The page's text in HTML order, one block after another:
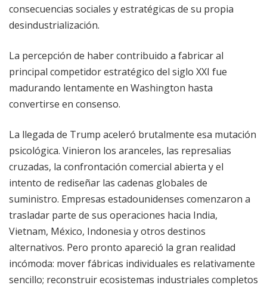
consecuencias sociales y estratégicas de su propia
desindustrialización.
La percepción de haber contribuido a fabricar al
principal competidor estratégico del siglo XXI fue
madurando lentamente en Washington hasta
convertirse en consenso.
La llegada de Trump aceleró brutalmente esa mutación
psicológica. Vinieron los aranceles, las represalias
cruzadas, la confrontación comercial abierta y el
intento de rediseñar las cadenas globales de
suministro. Empresas estadounidenses comenzaron a
trasladar parte de sus operaciones hacia India,
Vietnam, México, Indonesia y otros destinos
alternativos. Pero pronto apareció la gran realidad
incómoda: mover fábricas individuales es relativamente
sencillo; reconstruir ecosistemas industriales completos